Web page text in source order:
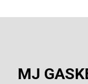
MJ